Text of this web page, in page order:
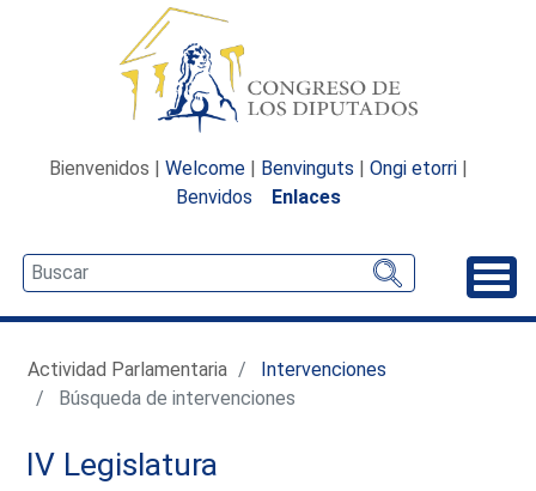
Bienvenidos | Welcome | Benvinguts | Ongi etorri |
Benvidos
Enlaces
Actividad Parlamentaria
Intervenciones
Búsqueda de intervenciones
IV Legislatura